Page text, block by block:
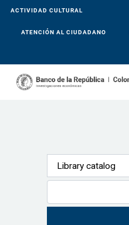
ACTIVIDAD CULTURAL
ATENCIÓN AL CIUDADANO